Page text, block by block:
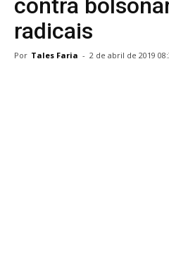
contra
radicais
Por Tales Faria - 2 de abril de 2019